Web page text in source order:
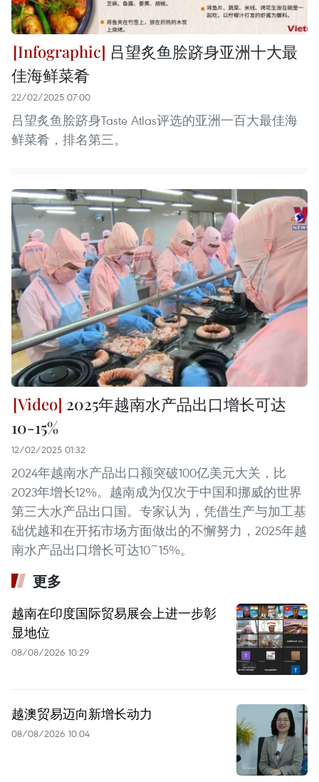
吕望炙鱼脍跻身亚洲十大最
佳海鲜菜肴
22/02/2025 07:00
吕望炙鱼脍跻身Taste Atlas评选的亚洲一百大最佳海
鲜菜肴，排名第三。
2025年越南水产品出口增长可达
10-15%
12/02/2025 01:32
2024年越南水产品出口额突破100亿美元大关，比
2023年增长12%。越南成为仅次于中国和挪威的世界
第三大水产品出口国。专家认为，凭借生产与加工基
础优越和在开拓市场方面做出的不懈努力，2025年越
南水产品出口增长可达10~15%。
更多
越南在印度国际贸易展会上进一步彰
显地位
08/08/2026 10:29
越澳贸易迈向新增长动力
08/08/2026 10:04